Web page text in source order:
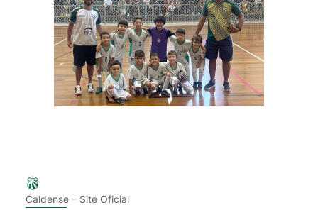
Caldense – Site Oficial